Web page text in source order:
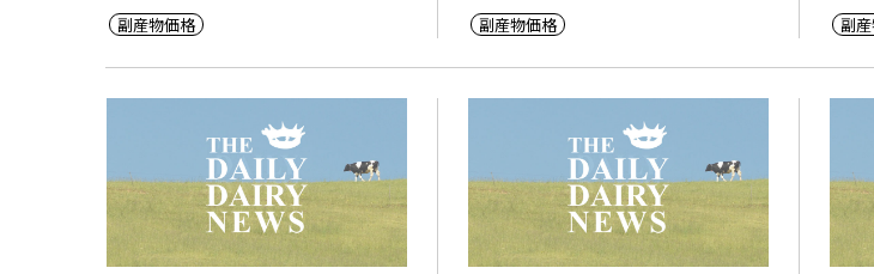
副産物価格
副産物価格
副